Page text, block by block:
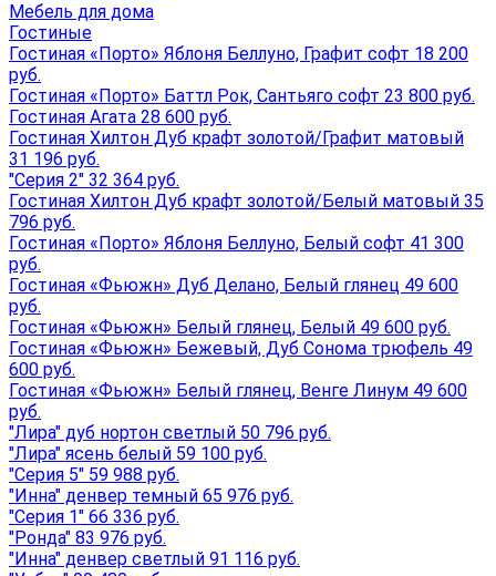
Мебель для дома
Гостиные
Гостиная «Порто» Яблоня Беллуно, Графит софт 18 200
руб.
Гостиная «Порто» Баттл Рок, Сантьяго софт 23 800 руб.
Гостиная Агата 28 600 руб.
Гостиная Хилтон Дуб крафт золотой/Графит матовый
31 196 руб.
"Серия 2" 32 364 руб.
Гостиная Хилтон Дуб крафт золотой/Белый матовый 35
796 руб.
Гостиная «Порто» Яблоня Беллуно, Белый софт 41 300
руб.
Гостиная «Фьюжн» Дуб Делано, Белый глянец 49 600
руб.
Гостиная «Фьюжн» Белый глянец, Белый 49 600 руб.
Гостиная «Фьюжн» Бежевый, Дуб Сонома трюфель 49
600 руб.
Гостиная «Фьюжн» Белый глянец, Венге Линум 49 600
руб.
"Лира" дуб нортон светлый 50 796 руб.
"Лира" ясень белый 59 100 руб.
"Серия 5" 59 988 руб.
"Инна" денвер темный 65 976 руб.
"Серия 1" 66 336 руб.
"Ронда" 83 976 руб.
"Инна" денвер светлый 91 116 руб.